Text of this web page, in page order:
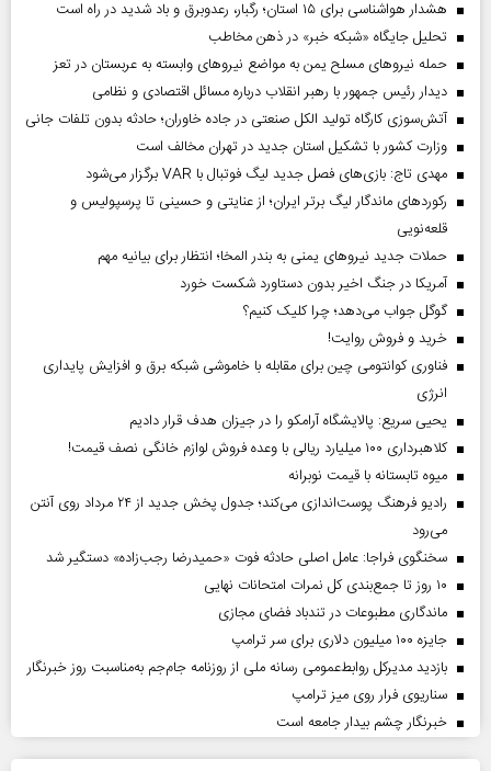
هشدار هواشناسی برای ۱۵ استان؛ رگبار، رعدوبرق و باد شدید در راه است
تحلیل جایگاه «شبکه خبر» در ذهن مخاطب
حمله نیروهای مسلح یمن به مواضع نیروهای وابسته به عربستان در تعز
دیدار رئیس‌ جمهور با رهبر انقلاب درباره مسائل اقتصادی و نظامی
آتش‌سوزی کارگاه تولید الکل صنعتی در جاده خاوران؛ حادثه بدون تلفات جانی
وزارت کشور با تشکیل استان جدید در تهران مخالف است
مهدی تاج: بازی‌های فصل جدید لیگ فوتبال با VAR برگزار می‌شود
رکورد‌های ماندگار لیگ برتر ایران؛ از عنایتی و حسینی تا پرسپولیس و
قلعه‌نویی
حملات جدید نیروهای یمنی به بندر المخا؛ انتظار برای بیانیه مهم
آمریکا در جنگ اخیر بدون دستاورد شکست خورد
گوگل جواب می‌دهد؛ چرا کلیک کنیم؟
خرید و فروش روایت!
فناوری کوانتومی چین برای مقابله با خاموشی شبکه برق و افزایش پایداری
انرژی
یحیی سریع: پالایشگاه آرامکو را در جیزان هدف قرار دادیم
کلاهبرداری ۱۰۰ میلیارد ریالی با وعده فروش لوازم خانگی نصف قیمت!
میوه تابستانه با قیمت نوبرانه
رادیو فرهنگ پوست‌اندازی می‌کند؛ جدول پخش جدید از ۲۴ مرداد روی آنتن
می‌رود
سخنگوی فراجا: عامل اصلی حادثه فوت «حمیدرضا رجب‌زاده» دستگیر شد
۱۰ روز تا جمع‌بندی کل نمرات امتحانات نهایی
ماندگاری مطبوعات در تندباد فضای مجازی
جایزه ۱۰۰ میلیون دلاری برای سر ترامپ
بازدید مدیرکل روابط‌عمومی رسانه ملی از روزنامه جام‌جم به‌مناسبت روز خبرنگار
سناریوی فرار روی میز ترامپ
خبرنگار چشم بیدار جامعه است